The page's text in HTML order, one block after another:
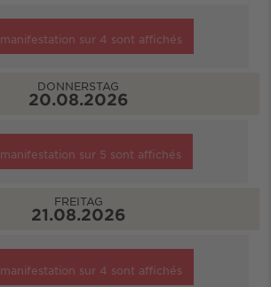
manifestation sur 4 sont affichés
DONNERSTAG
20.08.2026
manifestation sur 5 sont affichés
FREITAG
21.08.2026
manifestation sur 4 sont affichés